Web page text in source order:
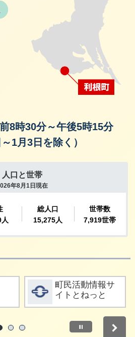
8時30分～午後5時15分
1月3日を除く）
詳細をみる
町民活動情報サ
イトとねっと
停止